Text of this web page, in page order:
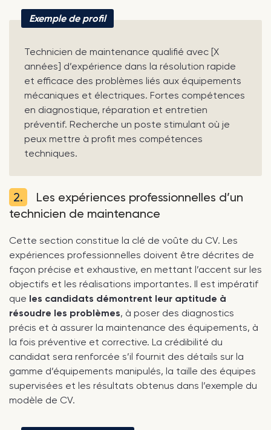
Exemple de profil
Technicien de maintenance qualifié avec [X
années] d’expérience dans la résolution rapide
et efficace des problèmes liés aux équipements
mécaniques et électriques. Fortes compétences
en diagnostique, réparation et entretien
préventif. Recherche un poste stimulant où je
peux mettre à profit mes compétences
techniques.
2.
Les expériences professionnelles d’un
technicien de maintenance
Cette section constitue la clé de voûte du CV. Les
expériences professionnelles doivent être décrites de
façon précise et exhaustive, en mettant l’accent sur les
objectifs et les réalisations importantes. Il est impératif
que les candidats démontrent leur aptitude à
résoudre les problèmes, à poser des diagnostics
précis et à assurer la maintenance des équipements, à
la fois préventive et corrective. La crédibilité du
candidat sera renforcée s’il fournit des détails sur la
gamme d’équipements manipulés, la taille des équipes
supervisées et les résultats obtenus dans l’exemple du
modèle de CV.